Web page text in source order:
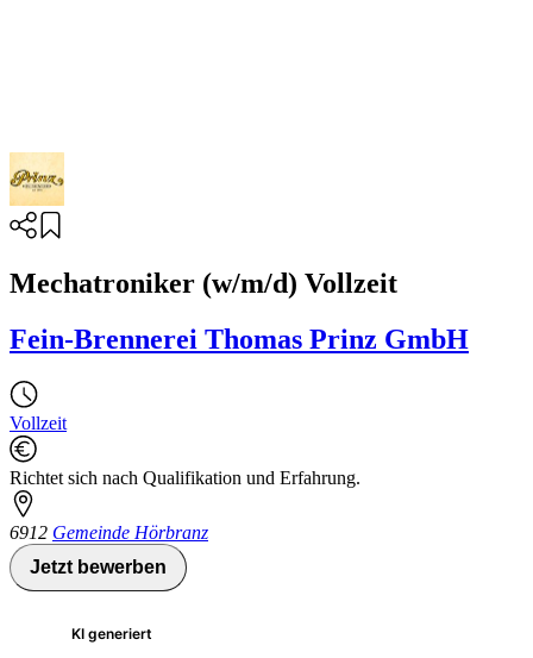
Mechatroniker (w/m/d) Vollzeit
Fein-Brennerei Thomas Prinz GmbH
Vollzeit
Richtet sich nach Qualifikation und Erfahrung.
6912 Gemeinde Hörbranz
Jetzt bewerben
KI generiert